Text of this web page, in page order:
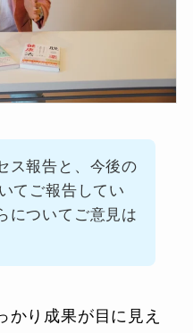
ス報告と、今後の
てご報告してい
についてご意見は
かり成果が目に見え